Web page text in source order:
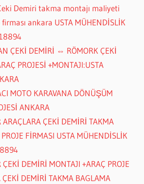
Demiri takma montajı maliyeti
ankara USTA MÜHENDİSLİK
ÇEKİ DEMİRİ ⇔ RÖMORK ÇEKİ
PROJESİ +MONTAJI:USTA
MOTO KARAVANA DÖNÜŞÜM
ANKARA
ARAÇLARA ÇEKİ DEMİRİ TAKMA
FİRMASI USTA MÜHENDİSLİK
DEMİRİ MONTAJI +ARAÇ PROJE
ÇEKİ DEMİRİ TAKMA BAGLAMA